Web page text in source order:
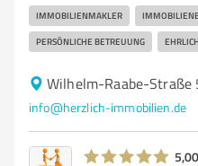
IMMOBILIENMAKLER
PERSÖNLICHE BETREUUNG
Wilhelm-Raabe-Straße
info@herzlich-immobilien.de